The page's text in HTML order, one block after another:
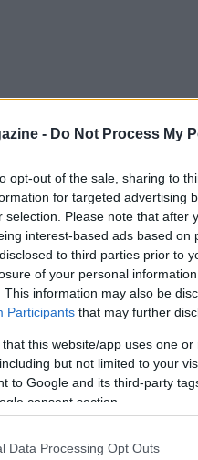
- Do Not Process My
opt-out of the sale, sharing to
for targeted advertising
selection. Please note that after
interest-based ads based
to third parties prior to
of your personal
This information may also be
Participants that may further
that this website/app uses one
but not limited to your
to Google and its third-party
consent section.
Data Processing Opt Outs
prossimo a
preoccupazioni per
Yamal. Il mister
SER, dove ha
le strategie difensive
stiamo
destra, grazie a
avevo sottolineato
possiamo parlare di